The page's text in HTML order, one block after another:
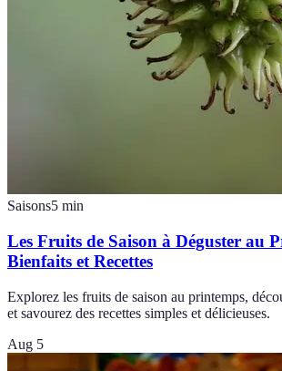
Saisons5 min
Les Fruits de Saison à Déguster au
Bienfaits et Recettes
Explorez les fruits de saison au printemps,
et savourez des recettes simples et délicieuses.
Aug 5